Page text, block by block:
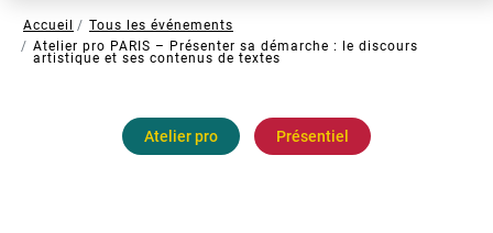
Fil
d'Ariane
Accueil
Tous les événements
Atelier pro PARIS – Présenter sa démarche : le discours
artistique et ses contenus de textes
Atelier pro Présentiel